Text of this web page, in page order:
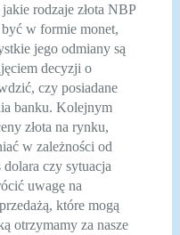
rodzaje złota NBP
w formie monet,
jego odmiany są
decyzji o
czy posiadane
banku. Kolejnym
złota na rynku,
w zależności od
czy sytuacja
uwagę na
które mogą
otrzymamy za nasze